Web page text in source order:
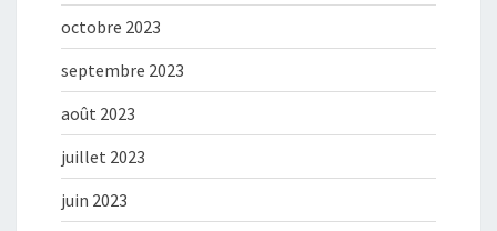
octobre 2023
septembre 2023
août 2023
juillet 2023
juin 2023